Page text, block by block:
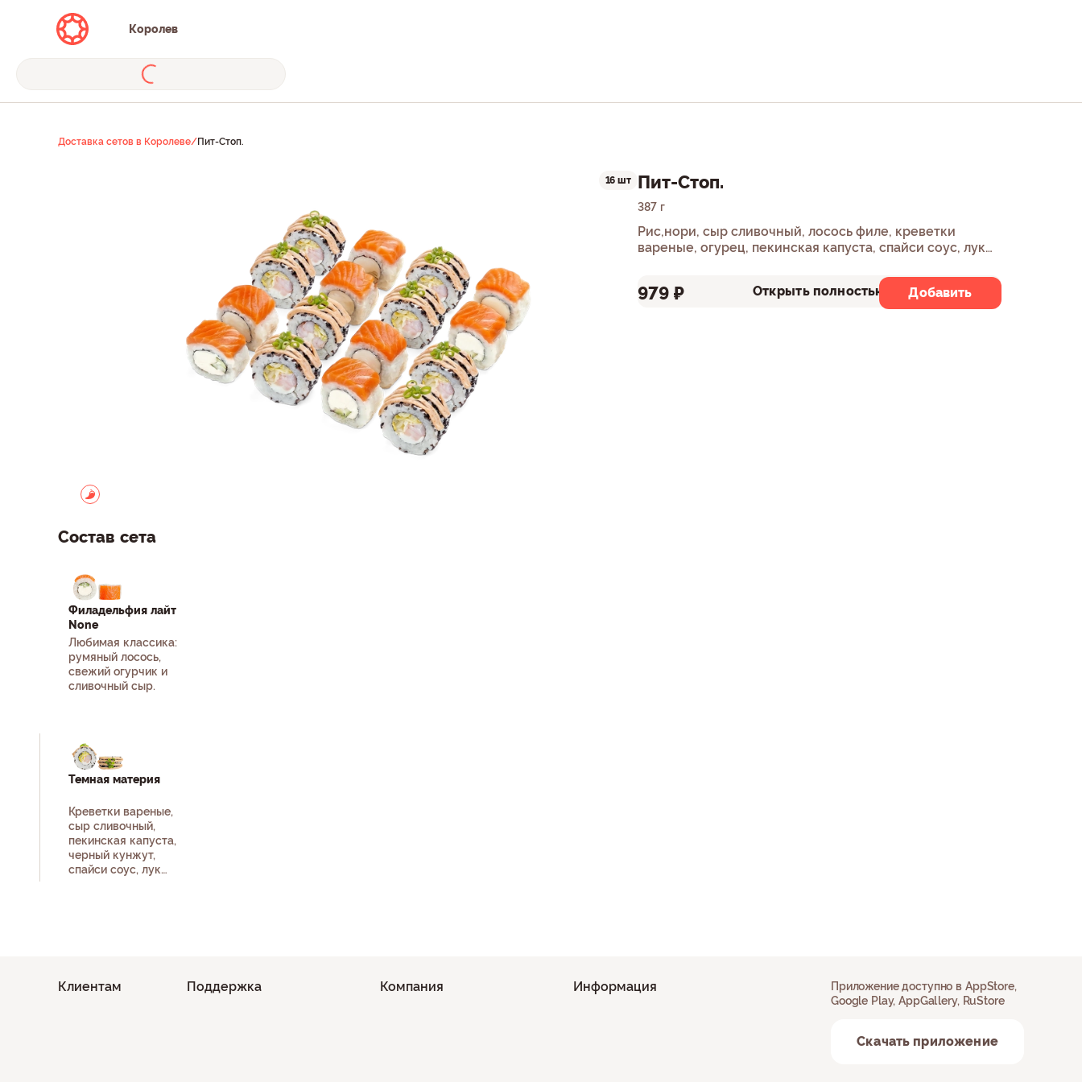
Королев
Доставка сетов в Королеве/Пит-Стоп.
16 шт Пит-Стоп.
387 г
Рис,нори, сыр сливочный, лосось филе, креветки
вареные, огурец, пекинская капуста, спайси соус, лук
Открыть полностью
979 ₽ Добавить
Состав сета
Филадельфия лайт
None
Любимая классика:
румяный лосось,
свежий огурчик и
сливочный сыр.
Темная материя
Креветки вареные,
сыр сливочный,
пекинская капуста,
черный кунжут,
спайси соус, лук
Клиентам Поддержка Компания Информация
Приложение доступно в AppStore,
Google Play, AppGallery, RuStore
Скачать приложение